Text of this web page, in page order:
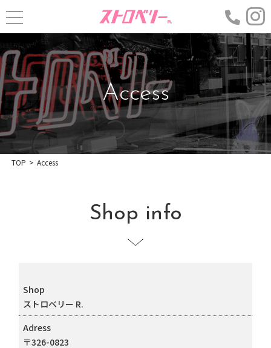
Access
TOP > Access
Shop info
Shop
ストロベリー R.
Adress
〒326-0823